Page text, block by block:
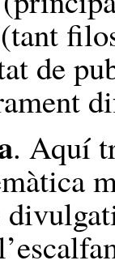
de
. Aquí